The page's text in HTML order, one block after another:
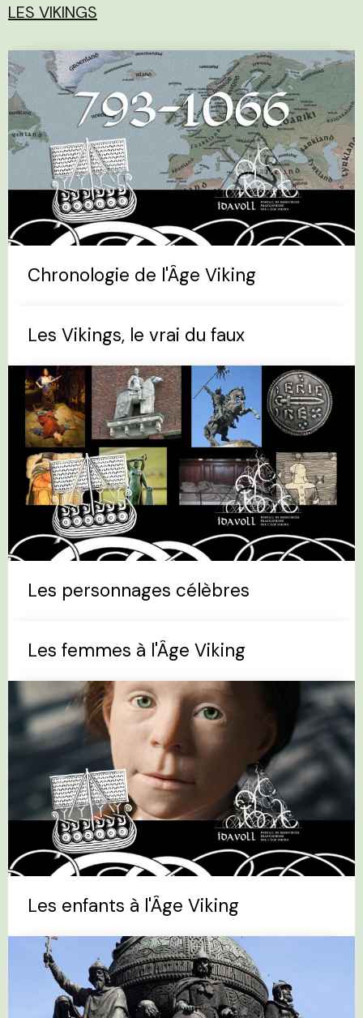
LES VIKINGS
Chronologie de l'Âge Viking
Les Vikings, le vrai du faux
Les personnages célèbres
Les femmes à l'Âge Viking
Les enfants à l'Âge Viking